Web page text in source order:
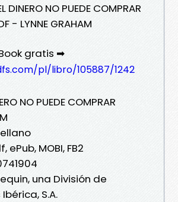
DINERO NO PUEDE COMPRAR
- LYNNE GRAHAM
gratis ➡
pl/libro/105887/1242
NO PUEDE COMPRAR
ePub, MOBI, FB2
una División de
S.A.